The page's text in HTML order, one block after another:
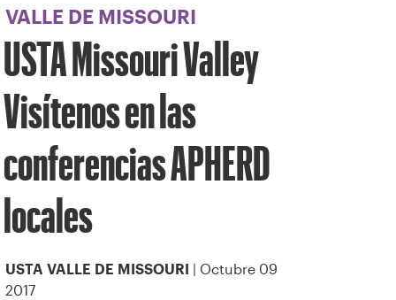
VALLE DE MISSOURI
USTA Missouri Valley
Visítenos en las
conferencias APHERD
locales
USTA VALLE DE MISSOURI
| Octubre 09
2017